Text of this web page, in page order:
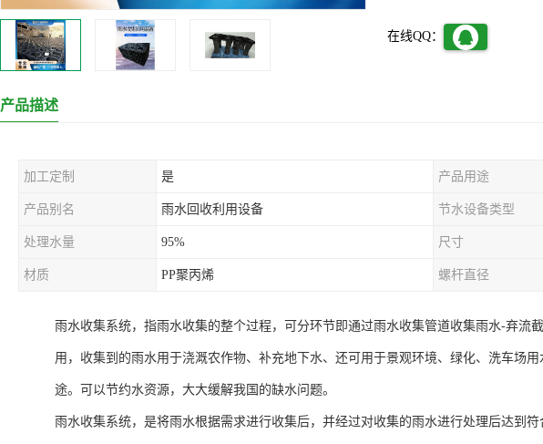
在线QQ：
产品描述
加工定制 是 产品用途
产品别名 雨水回收利用设备 节水设备类型
处理水量 95% 尺寸
材质 PP聚丙烯 螺杆直径
雨水收集系统，指雨水收集的整个过程，可分环节即通过雨水收集管道收集雨水-弃流
用，收集到的雨水用于浇溉农作物、补充地下水、还可用于景观环境、绿化、洗车场
途。可以节约水资源，大大缓解我国的缺水问题。
雨水收集系统，是将雨水根据需求进行收集后，并经过对收集的雨水进行处理后达到